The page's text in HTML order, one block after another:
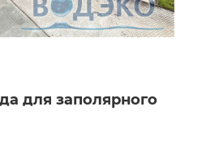
для заполярного